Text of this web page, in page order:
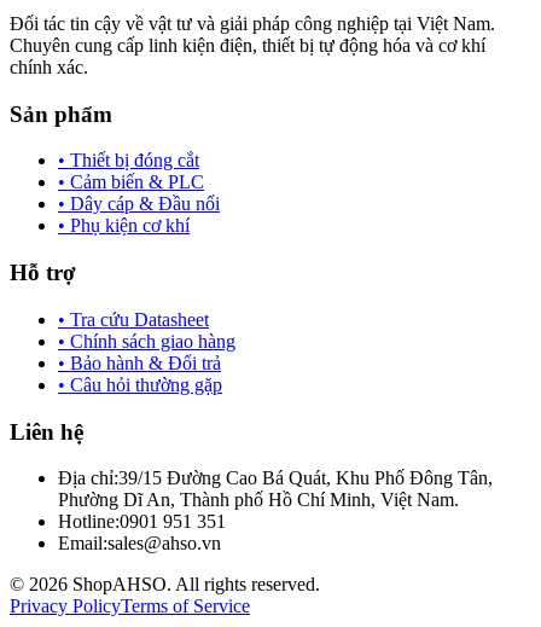
Đối tác tin cậy về vật tư và giải pháp công nghiệp tại Việt Nam.
Chuyên cung cấp linh kiện điện, thiết bị tự động hóa và cơ khí
chính xác.
Sản phẩm
• Thiết bị đóng cắt
• Cảm biến & PLC
• Dây cáp & Đầu nối
• Phụ kiện cơ khí
Hỗ trợ
• Tra cứu Datasheet
• Chính sách giao hàng
• Bảo hành & Đổi trả
• Câu hỏi thường gặp
Liên hệ
Địa chỉ:39/15 Đường Cao Bá Quát, Khu Phố Đông Tân,
Phường Dĩ An, Thành phố Hồ Chí Minh, Việt Nam.
Hotline:0901 951 351
Email:sales@ahso.vn
© 2026 ShopAHSO. All rights reserved.
Privacy PolicyTerms of Service